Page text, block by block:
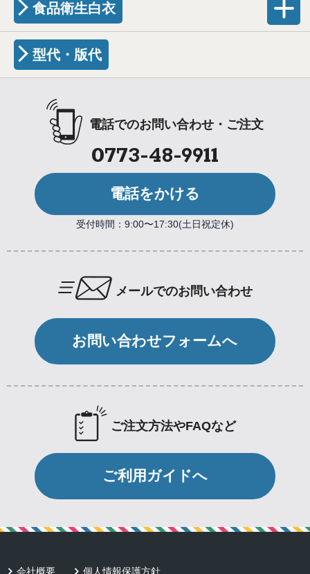
食品衛生白衣
型代・版代
電話でのお問い合わせ・ご注文
0773-48-9911
電話をかける
受付時間：9:00〜17:30(土日祝定休)
メールでのお問い合わせ
お問い合わせフォームへ
ご注文方法やFAQなど
ご利用ガイドへ
会社概要 個人情報保護方針